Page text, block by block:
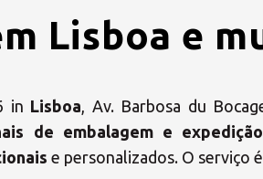
Lisboa e
in Lisboa, Av. Barbosa du
de embalagem e
e personalizados. O serviço